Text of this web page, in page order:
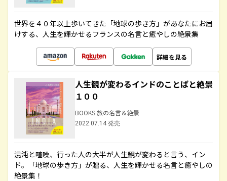
世界を４０年以上歩いてきた「地球の歩き方」があなたにお届
けする、人生を輝かせるフランスの名言と癒やしの絶景集
詳細を見る
人生観が変わるインドのことばと絶景
１００
BOOKS 旅の名言＆絶景
2022.07.14 発売
混沌と喧噪、行った人の大半が人生観が変わると言う、イン
ド。「地球の歩き方」が贈る、人生を輝かせる名言と癒やしの
絶景集！